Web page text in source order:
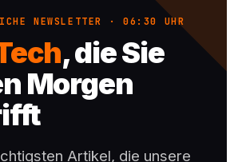
NEWSLETTER · 06:30 UHR
, die Sie
Morgen
Artikel, die unsere